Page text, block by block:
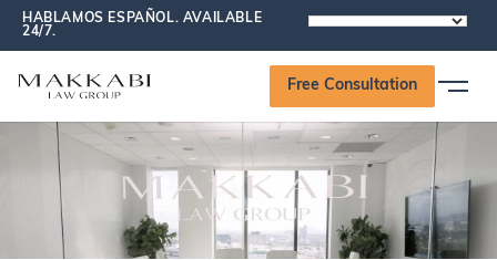
HABLAMOS ESPAÑOL. AVAILABLE
24/7.
Free Consultation